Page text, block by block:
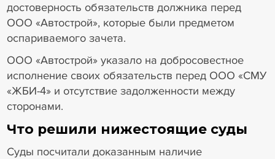
достоверность обязательств должника перед
ООО «Автострой», которые были предметом
оспариваемого зачета.
ООО «Автострой» указало на добросовестное
исполнение своих обязательств перед ООО «СМУ
«ЖБИ-4» и отсутствие задолженности между
сторонами.
Что решили нижестоящие суды
Суды посчитали доказанным наличие